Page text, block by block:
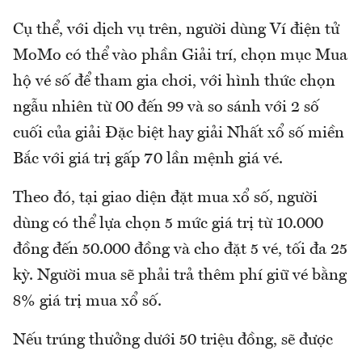
Cụ thể, với dịch vụ trên, người dùng Ví điện tử
MoMo có thể vào phần Giải trí, chọn mục Mua
hộ vé số để tham gia chơi, với hình thức chọn
ngẫu nhiên từ 00 đến 99 và so sánh với 2 số
cuối của giải Đặc biệt hay giải Nhất xổ số miền
Bắc với giá trị gấp 70 lần mệnh giá vé.
Theo đó, tại giao diện đặt mua xổ số, người
dùng có thể lựa chọn 5 mức giá trị từ 10.000
đồng đến 50.000 đồng và cho đặt 5 vé, tối đa 25
kỳ. Người mua sẽ phải trả thêm phí giữ vé bằng
8% giá trị mua xổ số.
Nếu trúng thưởng dưới 50 triệu đồng, sẽ được